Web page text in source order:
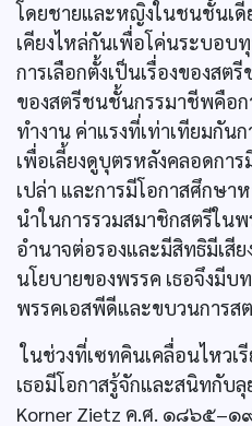
โดยชายและหญิงในชนชั้นเดี
เคียงไหล่กันเพื่อโค่นระบอบ
การเลือกตั้งเป็นเรื่องของส
ของสตรีชนชั้นกรรมาชีพคือก
ทำงาน ค่าแรงที่เท่าเทียมกัน
เพื่อเลี้ยงดูบุตรหลังคลอดกา
เปล่า และการมีโอกาสศึกษา
นำในการรวมสมาชิกสตรีใน
อำนาจต่อรองและมีสิทธิมีเสี
นโยบายของพรรค เธอจึงมี
พรรคเอสพีดีและขบวนการส
ในช่วงที่เซทคินเคลื่อนไหวเ
เธอมีโอกาสรู้จักและสนิทกับ
Korner Zietz ค.ศ. ๑๘๖๕–๑